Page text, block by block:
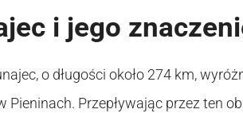
i jego
o długości około 274 km,
Pieninach. Przepływając przez ten